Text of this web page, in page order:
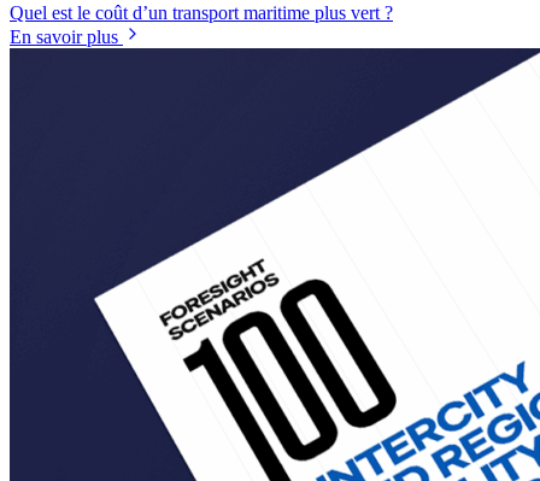
Quel est le coût d’un transport maritime plus vert ?
En savoir plus